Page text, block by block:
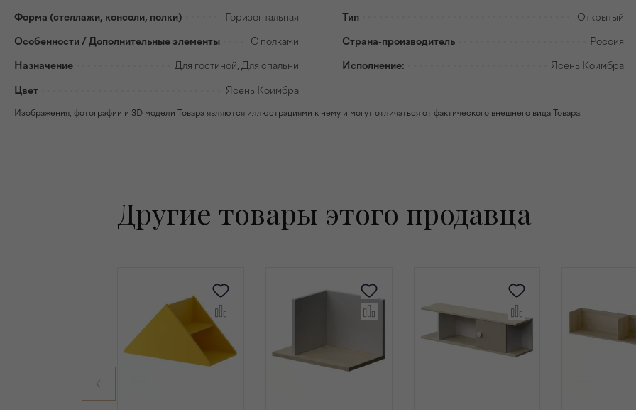
Форма (стеллажи, консоли, полки) Горизонтальная Тип Открытый
Особенности / Дополнительные элементы С полками Страна-производитель Россия
Назначение Для гостиной, Для спальни Исполнение: Ясень Коимбра
Цвет Ясень Коимбра
Изображения, фотографии и 3D модели Товара являются иллюстрациями к нему и могут отличаться от фактического внешнего вида Товара.
Другие товары этого продавца